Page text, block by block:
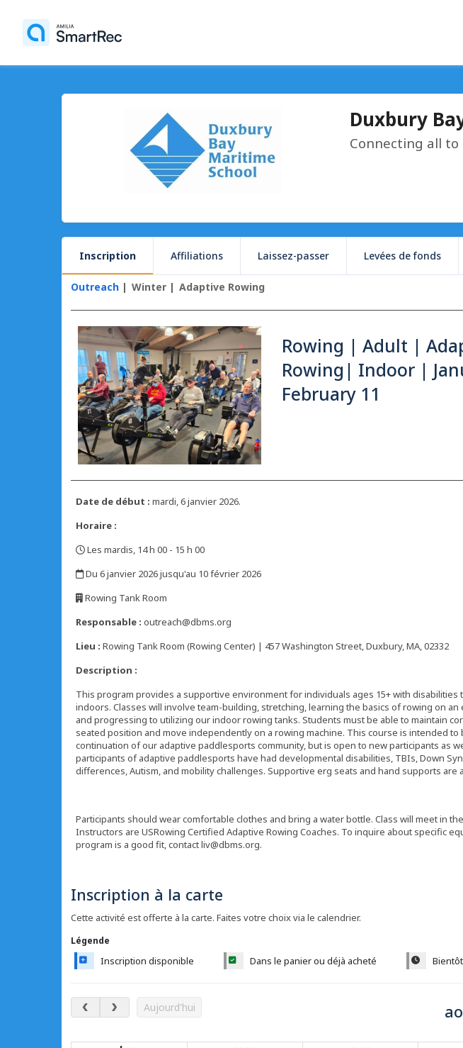
Duxbury
Connecting all to
Inscription Affiliations Laissez-passer Levées de fonds
Outreach Winter Adaptive Rowing
Rowing | Adult |
Rowing| Indoor |
February 11
Date de début : mardi, 6 janvier 2026.
Horaire :
Les mardis, 14 h 00 - 15 h 00
Du 6 janvier 2026 jusqu'au 10 février 2026
Rowing Tank Room
Responsable : outreach@dbms.org
Lieu : Rowing Tank Room (Rowing Center) | 457 Washington Street, Duxbury, MA, 02332
Description :
This program provides a supportive environment for individuals ages 15+ with disabilities
indoors. Classes will involve team-building, stretching, learning the basics of rowing on an
and progressing to utilizing our indoor rowing tanks. Students must be able to maintain
seated position and move independently on a rowing machine. This course is intended to
continuation of our adaptive paddlesports community, but is open to new participants as
participants of adaptive paddlesports have had developmental disabilities, TBIs, Down
differences, Autism, and mobility challenges. Supportive erg seats and hand supports are
Participants should wear comfortable clothes and bring a water bottle. Class will meet in
Instructors are USRowing Certified Adaptive Rowing Coaches. To inquire about specific
program is a good fit, contact liv@dbms.org.
Inscription à la carte
Cette activité est offerte à la carte. Faites votre choix via le calendrier.
Légende
Inscription disponible Dans le panier ou déjà acheté
août 2026
Aujourd'hui